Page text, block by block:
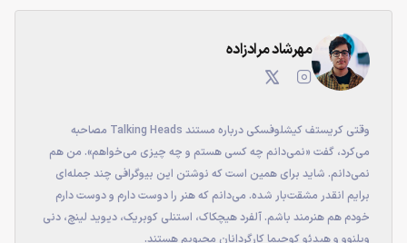
مهرشاد مرادزاده
وقتی کریستف کیشلوفسکی درباره مستند Talking Heads مصاحبه
می‌کرد، گفت «نمی‌دانم چه کسی هستم و چه چیزی می‌خواهم». من هم
نمی‌دانم. شاید برای همین است که نوشتن این بیوگرافی چند جمله‌ای
برایم انقدر مشقت‌بار شده. می‌دانم که هنر را دوست دارم و دوست دارم
خودم هم هنرمند باشم. آلفرد هیچکاک، استنلی کوبریک، دیوید لینچ، دنی
ویلنوو و هیدئو کوجیما کارگردانان محبوبم هستند.